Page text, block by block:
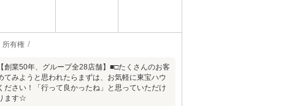
所有権
業50年、グループ全28店舗】■□たくさんのお客
みようと思われたらまずは、お気軽に東宝ハウ
さい！「行って良かったね」と思っていただけ
ます☆